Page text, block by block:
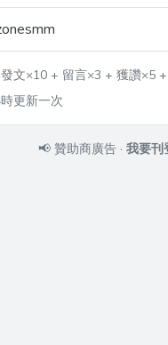
文×10 + 留言×3 + 獲讚×5
更新一次
📢 贊助商廣告 · 我要刊